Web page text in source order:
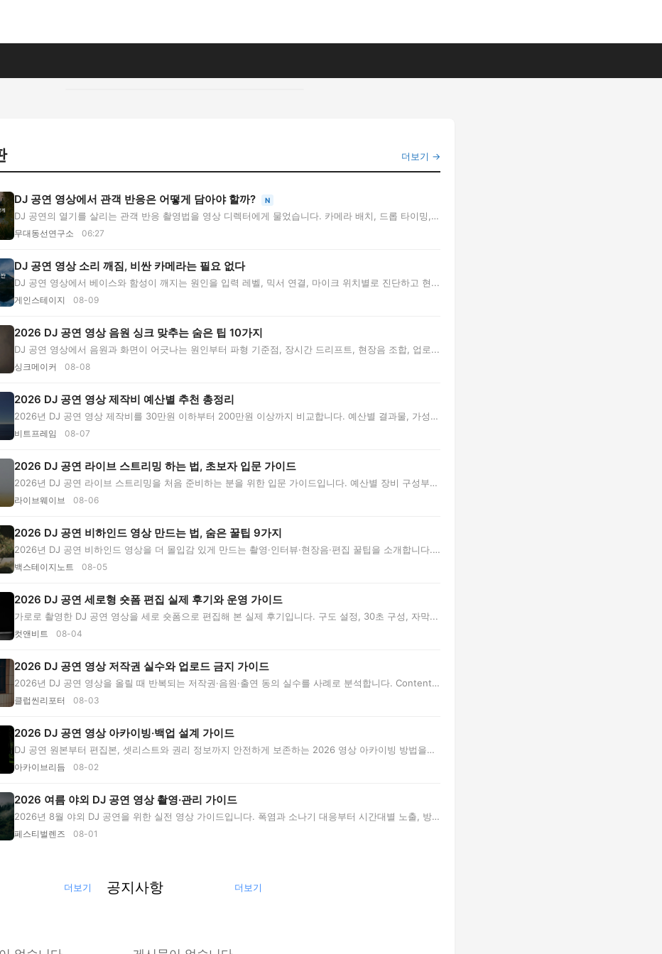
DJ 공연 영상에서 관객 반응은 어떻게 담아야 할까? N
DJ 공연의 열기를 살리는 관객 반응 촬영법을 영상 디렉터에게 물었습니다. 카메라 배치, 드롭 타이밍,
...
무대동선연구소 06:27
DJ 공연 영상 소리 깨짐, 비싼 카메라는 필요 없다
DJ 공연 영상에서 베이스와 함성이 깨지는 원인을 입력 레벨, 믹서 연결, 마이크 위치별로 진단하고 현...
게인스테이지 08-09
2026 DJ 공연 영상 음원 싱크 맞추는 숨은 팁 10가지
DJ 공연 영상에서 음원과 화면이 어긋나는 원인부터 파형 기준점, 장시간 드리프트, 현장음 조합, 업로...
싱크메이커 08-08
2026 DJ 공연 영상 제작비 예산별 추천 총정리
2026년 DJ 공연 영상 제작비를 30만원 이하부터 200만원 이상까지 비교합니다. 예산별 결과물, 가성비
...
비트프레임 08-07
2026 DJ 공연 라이브 스트리밍 하는 법, 초보자 입문 가이드
2026년 DJ 공연 라이브 스트리밍을 처음 준비하는 분을 위한 입문 가이드입니다. 예산별 장비 구성부터
...
라이브웨이브 08-06
2026 DJ 공연 비하인드 영상 만드는 법, 숨은 꿀팁 9가지
2026년 DJ 공연 비하인드 영상을 더 몰입감 있게 만드는 촬영·인터뷰·현장음·편집 꿀팁을 소개합니다.
...
백스테이지노트 08-05
2026 DJ 공연 세로형 숏폼 편집 실제 후기와 운영 가이드
가로로 촬영한 DJ 공연 영상을 세로 숏폼으로 편집해 본 실제 후기입니다. 구도 설정, 30초 구성, 자막...
컷앤비트 08-04
2026 DJ 공연 영상 저작권 실수와 업로드 금지 가이드
2026년 DJ 공연 영상을 올릴 때 반복되는 저작권·음원·출연 동의 실수를 사례로 분석합니다. Content I
D...
클럽씬리포터 08-03
2026 DJ 공연 영상 아카이빙·백업 설계 가이드
DJ 공연 원본부터 편집본, 셋리스트와 권리 정보까지 안전하게 보존하는 2026 영상 아카이빙 방법을
전...
아카이브리듬 08-02
2026 여름 야외 DJ 공연 영상 촬영·관리 가이드
2026년 8월 야외 DJ 공연을 위한 실전 영상 가이드입니다. 폭염과 소나기 대응부터 시간대별 노출, 방
수...
페스티벌렌즈 08-01
더보기 →
더보기 공지사항 더보기